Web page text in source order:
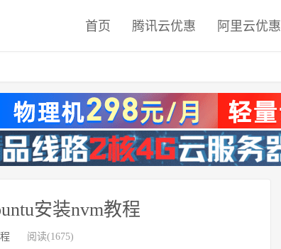
首页 腾讯云优惠 阿里云优惠
安装nvm教程
阅读(1675)